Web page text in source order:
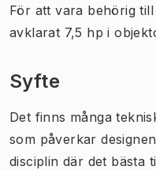
För att vara behörig
avklarat 7,5 hp i
Syfte
Det finns många
som påverkar
disciplin där det bästa